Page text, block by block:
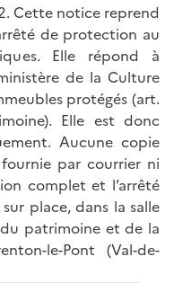
Cette notice reprend
de protection au
Elle répond à
de la Culture
protégés (art.
Elle est donc
Aucune copie
par courrier ni
complet et l’arrêté
place, dans la salle
patrimoine et de la
le-Pont (Val-de-